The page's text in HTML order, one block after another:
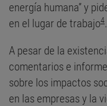
energía humana” y
en el lugar de trabajo4.
A pesar de la
comentarios e
sobre los impactos
en las empresas y la